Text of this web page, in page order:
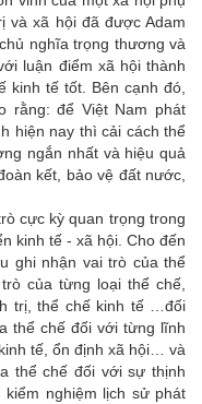
và xã hội đã được Adam
nghĩa trọng thương và
luận điểm xã hội thành
kinh tế tốt. Bên cạnh đó,
rằng: để Việt Nam phát
hiện nay thì cải cách thể
ngắn nhất và hiệu quả
kết, bảo vệ đất nước,
cực kỳ quan trọng trong
kinh tế - xã hội. Cho đến
ghi nhận vai trò của thể
của từng loại thể chế,
trị, thể chế kinh tế …đối
thể chế đối với từng lĩnh
tế, ổn định xã hội… và
thể chế đối với sự thịnh
nghiệm lịch sử phát